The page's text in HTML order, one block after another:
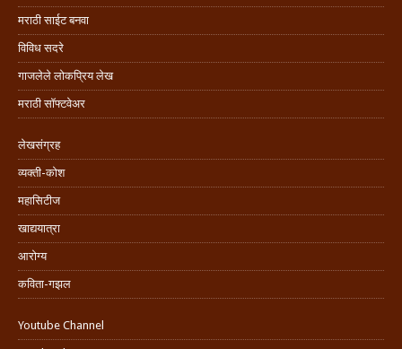
मराठी साईट बनवा
विविध सदरे
गाजलेले लोकप्रिय लेख
मराठी सॉफ्टवेअर
लेखसंग्रह
व्यक्ती-कोश
महासिटीज
खाद्ययात्रा
आरोग्य
कविता-गझल
Youtube Channel